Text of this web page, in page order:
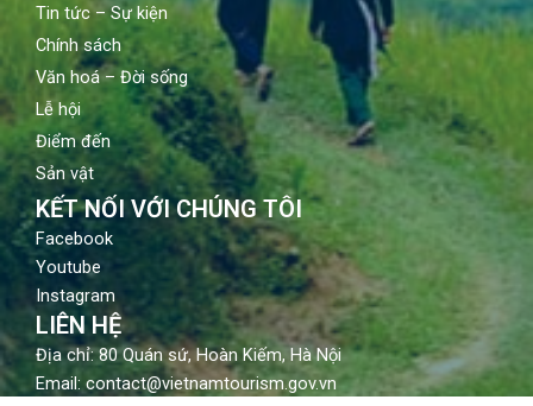
Tin tức – Sự kiện
Chính sách
Văn hoá – Đời sống
Lễ hội
Điểm đến
Sản vật
KẾT NỐI VỚI CHÚNG TÔI
Facebook
Youtube
Instagram
LIÊN HỆ
Địa chỉ: 80 Quán sứ, Hoàn Kiếm, Hà Nội
Email: contact@vietnamtourism.gov.vn